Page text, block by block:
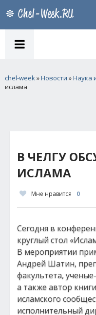
chel-week»Новости »Наука
ислама
В ЧЕЛГУ
ИСЛАМА
Мне нравится 0
Сегодня в
круглый стол
В мероприятии
Андрей Шатин,
факультета,
а также автор
исламского
исполнительный